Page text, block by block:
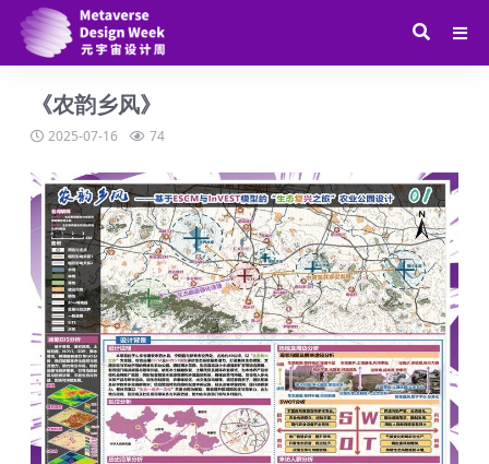
《农韵乡风》
2025-07-16 74